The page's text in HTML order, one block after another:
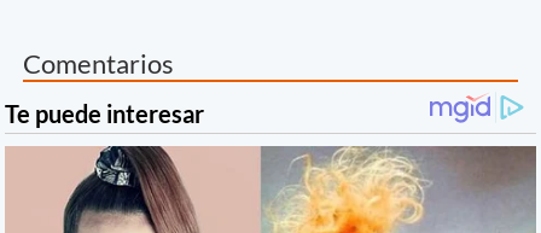
Comentarios